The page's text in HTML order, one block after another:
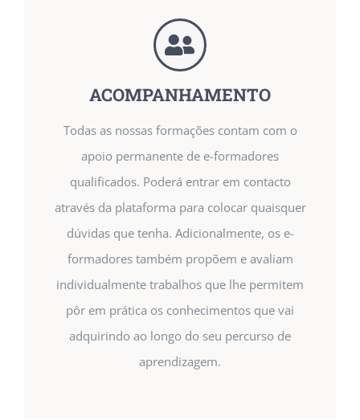
ACOMPANHAMENTO
Todas as nossas formações contam com o
apoio permanente de e-formadores
qualificados. Poderá entrar em contacto
através da plataforma para colocar quaisquer
dúvidas que tenha. Adicionalmente, os e-
formadores também propõem e avaliam
individualmente trabalhos que lhe permitem
pôr em prática os conhecimentos que vai
adquirindo ao longo do seu percurso de
aprendizagem.